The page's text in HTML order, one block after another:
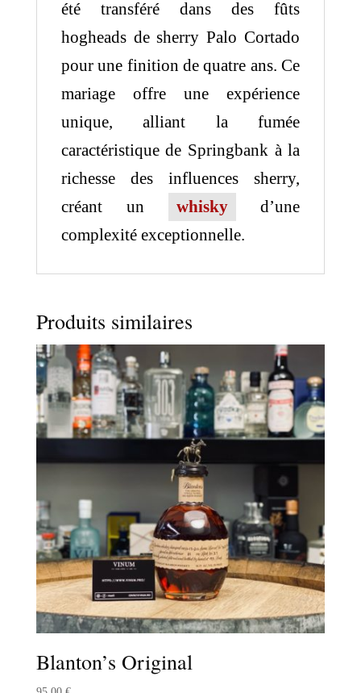
été transféré dans des fûts
hogheads de sherry Palo Cortado
pour une finition de quatre ans. Ce
mariage offre une expérience
unique, alliant la fumée
caractéristique de Springbank à la
richesse des influences sherry,
créant un
whisky
d’une
complexité exceptionnelle.
Produits similaires
Blanton’s Original